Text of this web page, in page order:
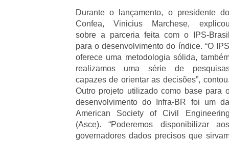
Durante o lançamento, o presidente
Confea, Vinicius Marchese,
sobre a parceria feita com o IPS-
para o desenvolvimento do índice. “O
oferece uma metodologia sólida,
realizamos uma série de
capazes de orientar as decisões”,
Outro projeto utilizado como base para
desenvolvimento do Infra-BR foi um
American Society of Civil
(Asce). “Poderemos disponibilizar
governadores dados precisos que